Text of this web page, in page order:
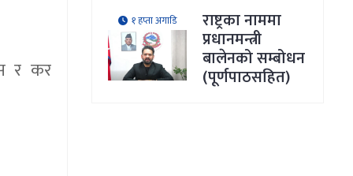
र कर
१ हप्ता अगाडि राष्ट्रका नाममा
प्रधानमन्त्री
बालेनको सम्बोधन
(पूर्णपाठसहित)